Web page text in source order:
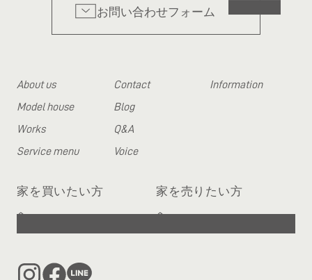
お問い合わせフォーム
About us
Model house
Works
Service menu
Contact
Blog
Q&A
Voice
Information
家を買いたい方
へ
家を売りたい方
へ